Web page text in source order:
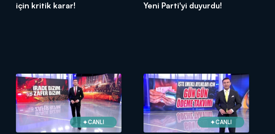
için kritik karar!
Yeni Parti'yi duyurdu!
CANLI CANLI